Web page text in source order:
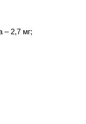
– 2,7 мг;